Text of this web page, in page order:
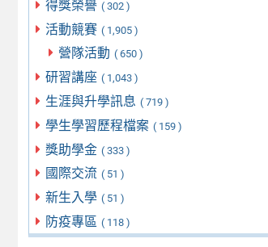
得獎榮譽 ( 302 )
活動競賽 ( 1,905 )
營隊活動 ( 650 )
研習講座 ( 1,043 )
生涯與升學訊息 ( 719 )
學生學習歷程檔案 ( 159 )
獎助學金 ( 333 )
國際交流 ( 51 )
新生入學 ( 51 )
防疫專區 ( 118 )